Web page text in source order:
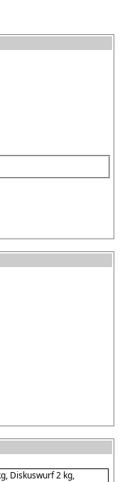
Diskuswurf 2 kg,